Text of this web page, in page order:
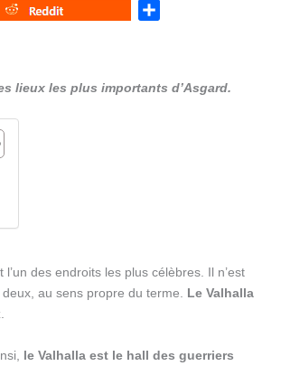
e
lieux les plus importants d’Asgard.
l’un des endroits les plus célèbres. Il n’est
au sens propre du terme. Le Valhalla
.
le Valhalla est le hall des guerriers